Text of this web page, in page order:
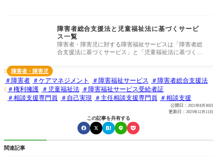
障害者総合支援法と児童福祉法に基づくサービ
ス一覧
障害者・障害児に対する障害福祉サービスは「障害者総
合支援法に基づくサービス」と「児童福祉法に基づくサ
 障害者・障害児

障害者 ケアマネジメント 障害福祉サービス
障害者総合支援法
権利擁護
児童福祉法
障害福祉サービス受給者証
相談支援専門員
自己実現 主任相談支援専門員 相談支援
公開日： 2021年8月30日
更新日： 2025年12月11日
この記事を共有する
関連記事